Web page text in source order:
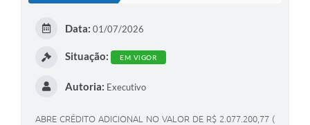
Data: 01/07/2026
Situação: EM VIGOR
Autoria: Executivo
ABRE CRÉDITO ADICIONAL NO VALOR DE R$ 2.077.200,77 (